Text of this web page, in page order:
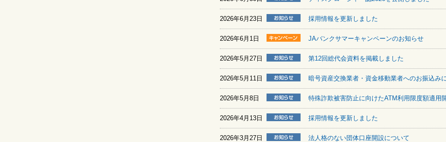
2026年6月23日 採用情報を更新しました
2026年6月1日 JAバンクサマーキャンペーンのお知らせ
2026年5月27日 第12回総代会資料を掲載しました
2026年5月11日 暗号資産交換業者・資金移動業者へのお振込み
2026年5月8日 特殊詐欺被害防止に向けたATM利用限度額適用
2026年4月13日 採用情報を更新しました
2026年3月27日 法人格のない団体口座開設について